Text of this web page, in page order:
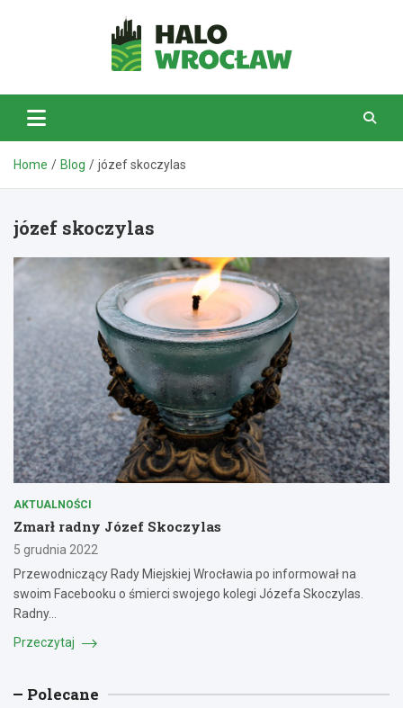
HaloWrocław.pl
Home Blog józef skoczylas
józef skoczylas
AKTUALNOŚCI
Zmarł radny Józef Skoczylas
5 grudnia 2022
Przewodniczący Rady Miejskiej Wrocławia po informował na
swoim Facebooku o śmierci swojego kolegi Józefa Skoczylas.
Radny…
Przeczytaj
Polecane